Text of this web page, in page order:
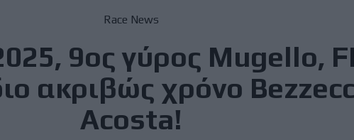
Race News
9ος γύρος Mugello,
ακριβώς χρόνο
Acosta!